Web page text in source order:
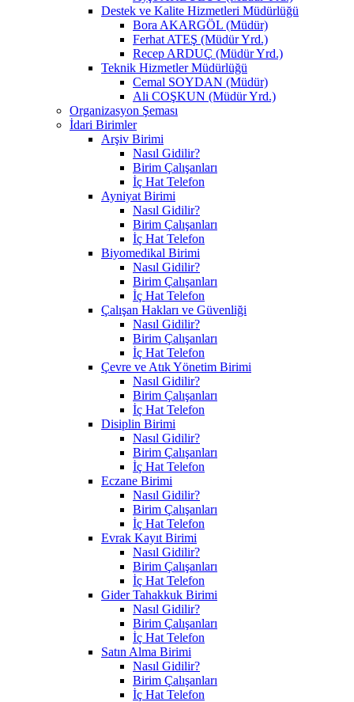
Destek ve Kalite Hizmetleri Müdürlüğü
Bora AKARGÖL (Müdür)
Ferhat ATEŞ (Müdür Yrd.)
Recep ARDUÇ (Müdür Yrd.)
Teknik Hizmetler Müdürlüğü
Cemal SOYDAN (Müdür)
Ali COŞKUN (Müdür Yrd.)
Organizasyon Şeması
İdari Birimler
Arşiv Birimi
Nasıl Gidilir?
Birim Çalışanları
İç Hat Telefon
Ayniyat Birimi
Nasıl Gidilir?
Birim Çalışanları
İç Hat Telefon
Biyomedikal Birimi
Nasıl Gidilir?
Birim Çalışanları
İç Hat Telefon
Çalışan Hakları ve Güvenliği
Nasıl Gidilir?
Birim Çalışanları
İç Hat Telefon
Çevre ve Atık Yönetim Birimi
Nasıl Gidilir?
Birim Çalışanları
İç Hat Telefon
Disiplin Birimi
Nasıl Gidilir?
Birim Çalışanları
İç Hat Telefon
Eczane Birimi
Nasıl Gidilir?
Birim Çalışanları
İç Hat Telefon
Evrak Kayıt Birimi
Nasıl Gidilir?
Birim Çalışanları
İç Hat Telefon
Gider Tahakkuk Birimi
Nasıl Gidilir?
Birim Çalışanları
İç Hat Telefon
Satın Alma Birimi
Nasıl Gidilir?
Birim Çalışanları
İç Hat Telefon